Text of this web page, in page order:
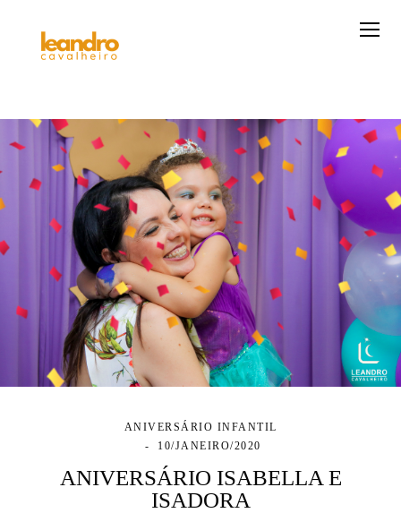
ANIVERSÁRIO INFANTIL
10/JANEIRO/2020
ANIVERSÁRIO ISABELLA E
ISADORA